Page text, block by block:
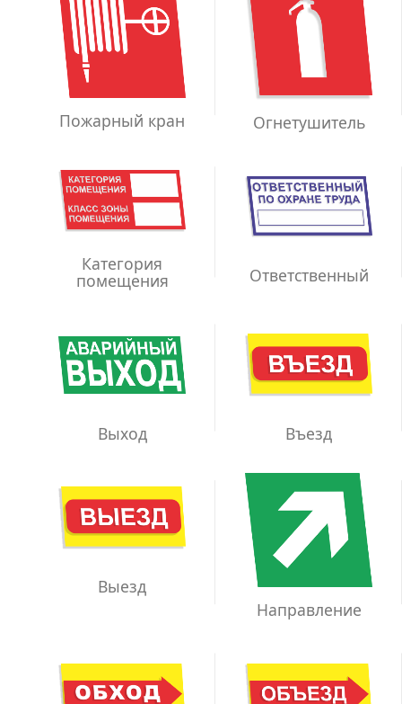
Пожарный кран Огнетушитель
Категория
помещения Ответственный
Выход Въезд
Выезд
Направление